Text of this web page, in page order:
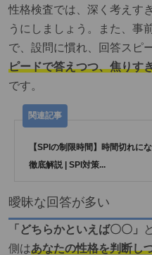
性格検査では、深く考えす
うにしましょう。また、事
で、設問に慣れ、回答スピ
ピードで答えつつ、焦りす
です。
【SPIの制限時間】時間切れに
徹底解説 | SPI対策...
曖昧な回答が多い
「どちらかといえば〇〇」
側はあなたの性格を判断し